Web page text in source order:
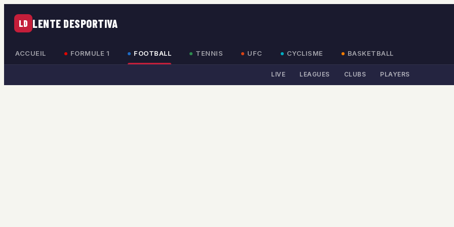
LD LENTE DESPORTIVA
ACCUEIL FORMULE 1 FOOTBALL TENNIS UFC CYCLISME BASKETBALL
LIVE LEAGUES CLUBS PLAYERS